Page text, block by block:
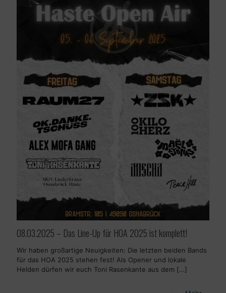
08.03.2025 – Das Line-Up für HOA 2025 ist komplett!
Wir haben großartige Neuigkeiten: Die letzten beiden Bands
für das HOA 2025 stehen fest! Als Opener und lokale
Helden dürfen wir euch Toni Rasenkante aus dem […]